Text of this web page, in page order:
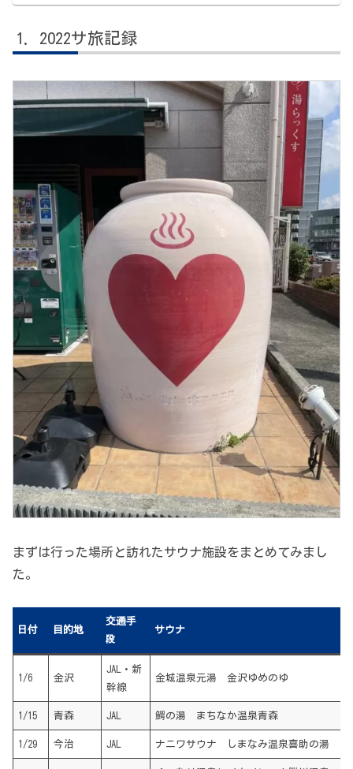
2022サ旅記録
まずは行った場所と訪れたサウナ施設をまとめてみまし
た。
日付 目的地
交通手
段
サウナ
1/6 金沢
JAL・新
幹線
金城温泉元湯 金沢ゆめのゆ
1/15 青森 JAL 鰐の湯 まちなか温泉青森
1/29 今治 JAL ナニワサウナ しまなみ温泉喜助の湯